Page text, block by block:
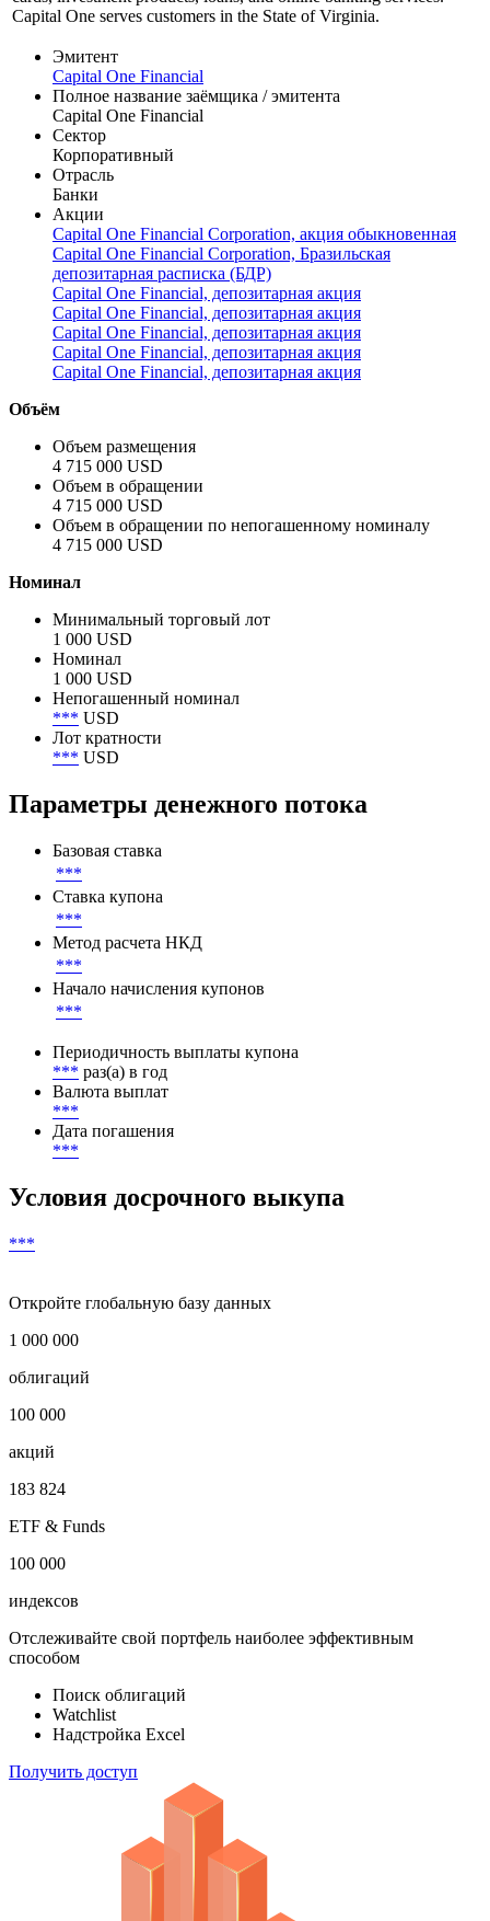
Профиль
Capital One Financial Corporation provides commercial banking
services. The Bank accepts deposits and offers personal credit
cards, investment products, loans, and online banking services.
Capital One serves customers in the State of Virginia.
Эмитент
Capital One Financial
Полное название заёмщика / эмитента
Capital One Financial
Сектор
Корпоративный
Отрасль
Банки
Акции
Capital One Financial Corporation, акция обыкновенная
Capital One Financial Corporation, Бразильская
депозитарная расписка (БДР)
Capital One Financial, депозитарная акция
Capital One Financial, депозитарная акция
Capital One Financial, депозитарная акция
Capital One Financial, депозитарная акция
Объём
Объем размещения
4 715 000 USD
4 715 000 USD
4 715 000 USD
Номинал
Минимальный торговый лот
1 000 USD
Номинал
1 000 USD
Лот кратности
Параметры денежного потока
Базовая ставка
***
Ставка купона
***
Метод расчета НКД
Начало начисления купонов
***
Периодичность выплаты купона
***
Дата погашения
Откройте глобальную базу данных
1 000 000
облигаций
100 000
акций
183 824
ETF & Funds
100 000
Отслеживайте свой портфель наиболее эффективным
способом
Поиск облигаций
Надстройка Excel
Получить доступ